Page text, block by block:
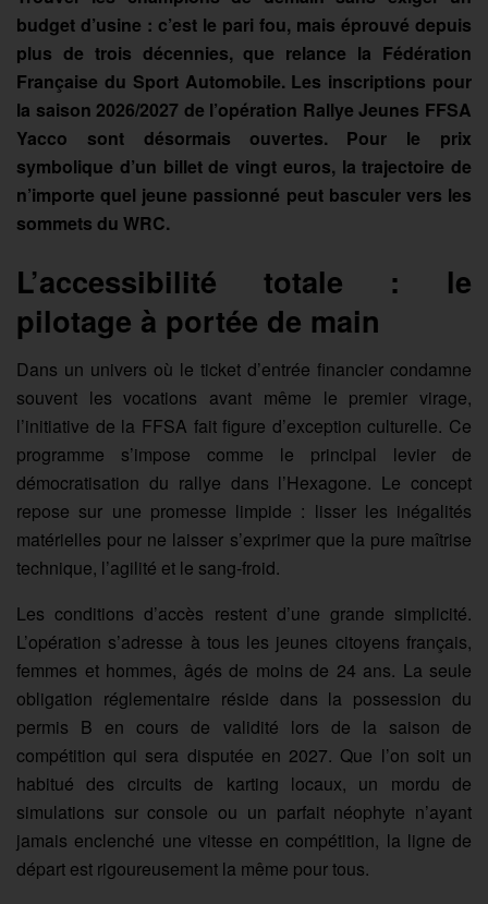
budget d’usine : c’est le pari fou, mais éprouvé depuis
plus de trois décennies, que relance la Fédération
Française du Sport Automobile. Les inscriptions pour
la saison 2026/2027 de l’opération Rallye Jeunes FFSA
Yacco sont désormais ouvertes. Pour le prix
symbolique d’un billet de vingt euros, la trajectoire de
n’importe quel jeune passionné peut basculer vers les
sommets du WRC.
L’accessibilité totale : le
pilotage à portée de main
Dans un univers où le ticket d’entrée financier condamne
souvent les vocations avant même le premier virage,
l’initiative de la FFSA fait figure d’exception culturelle. Ce
programme s’impose comme le principal levier de
démocratisation du rallye dans l’Hexagone. Le concept
repose sur une promesse limpide : lisser les inégalités
matérielles pour ne laisser s’exprimer que la pure maîtrise
technique, l’agilité et le sang-froid.
Les conditions d’accès restent d’une grande simplicité.
L’opération s’adresse à tous les jeunes citoyens français,
femmes et hommes, âgés de moins de 24 ans. La seule
obligation réglementaire réside dans la possession du
permis B en cours de validité lors de la saison de
compétition qui sera disputée en 2027. Que l’on soit un
habitué des circuits de karting locaux, un mordu de
simulations sur console ou un parfait néophyte n’ayant
jamais enclenché une vitesse en compétition, la ligne de
départ est rigoureusement la même pour tous.